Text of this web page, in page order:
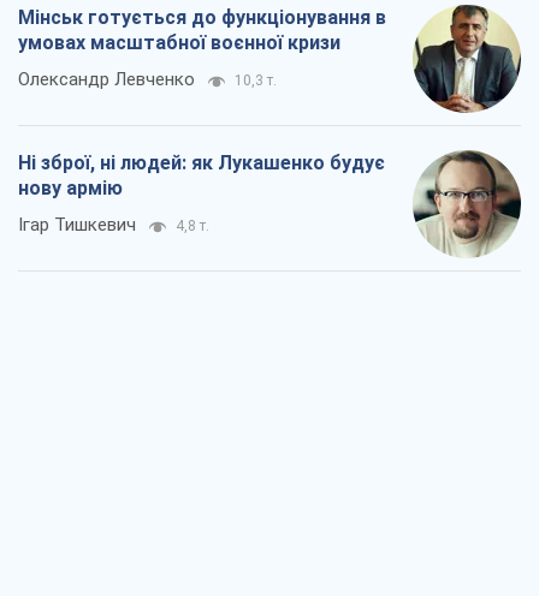
Мінськ готується до функціонування в
умовах масштабної воєнної кризи
Олександр Левченко 10,3 т.
Ні зброї, ні людей: як Лукашенко будує
нову армію
Ігар Тишкевич 4,8 т.